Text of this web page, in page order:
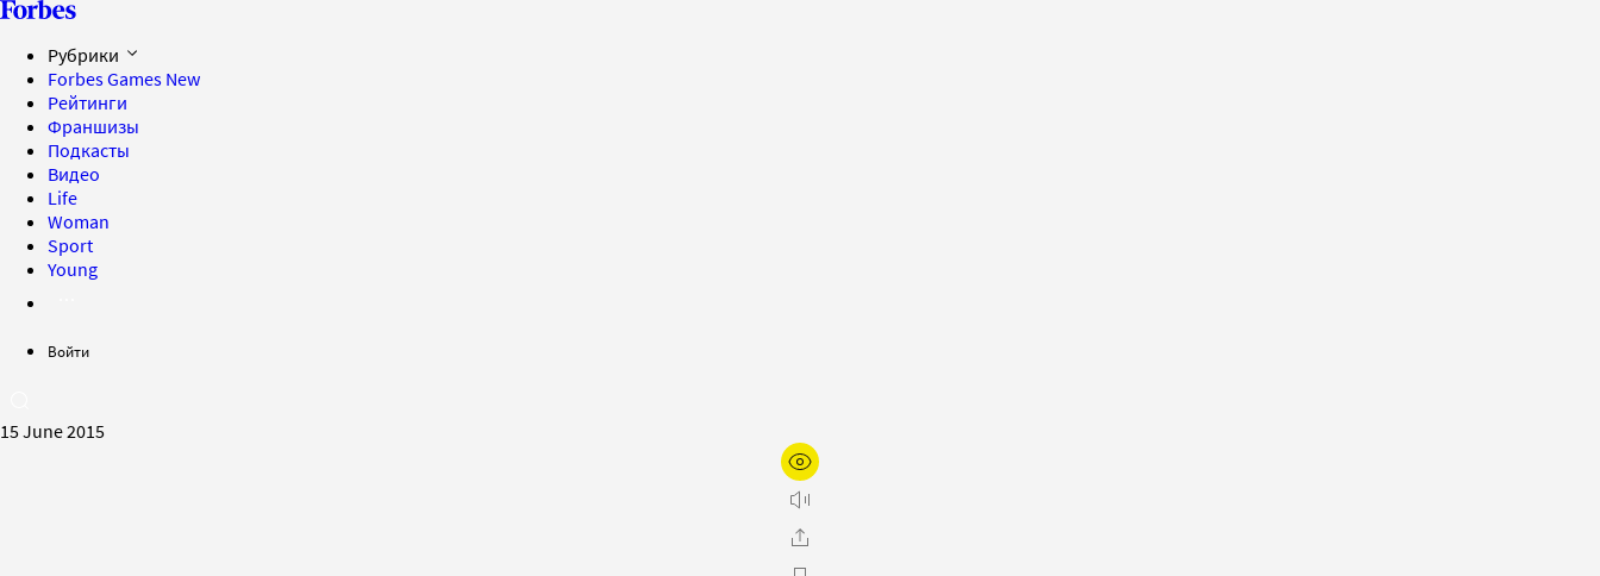
Рубрики
Forbes Games New
Рейтинги
Франшизы
Подкасты
Видео
Life
Woman
Sport
Young
Войти
15 June 2015